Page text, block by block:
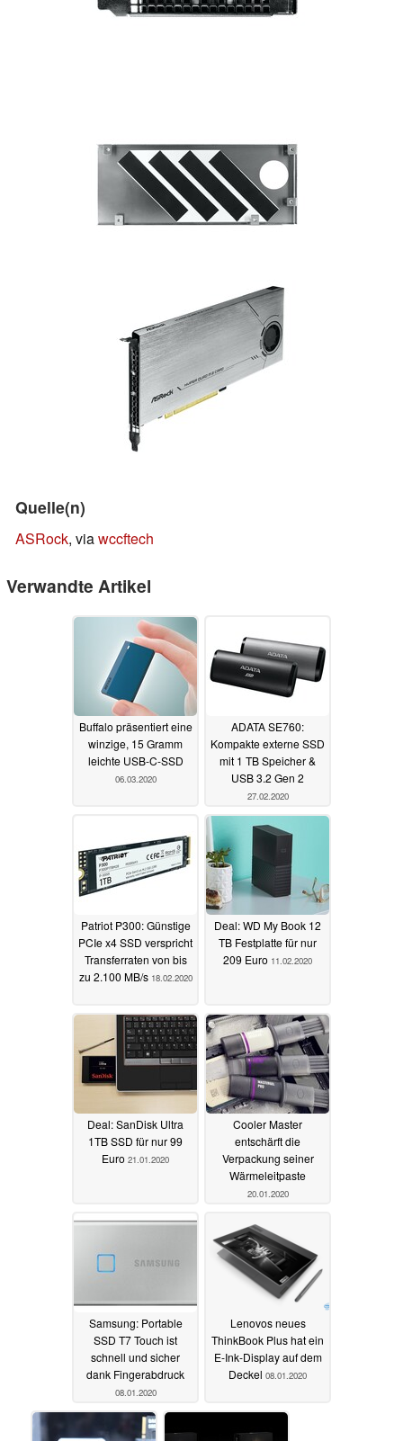
Quelle(n)
ASRock, viawccftech
Verwandte Artikel
Buffalo präsentiert eine
winzige, 15 Gramm
leichte USB-C-SSD
06.03.2020
ADATA SE760:
Kompakte externe SSD
mit 1 TB Speicher &
USB 3.2 Gen 2
27.02.2020
Patriot P300: Günstige
PCIe x4 SSD verspricht
Transferraten von bis
zu 2.100 MB/s 18.02.2020
Deal: WD My Book 12
TB Festplatte für nur
209 Euro 11.02.2020
Deal: SanDisk Ultra
1TB SSD für nur 99
Euro 21.01.2020
Cooler Master
entschärft die
Verpackung seiner
Wärmeleitpaste
20.01.2020
Samsung: Portable
SSD T7 Touch ist
schnell und sicher
dank Fingerabdruck
08.01.2020
Lenovos neues
ThinkBook Plus hat ein
E-Ink-Display auf dem
Deckel 08.01.2020